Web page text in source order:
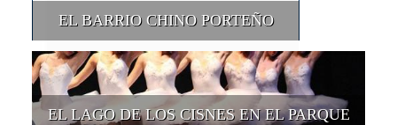
EL BARRIO CHINO PORTEÑO
EL LAGO DE LOS CISNES EN EL PARQUE